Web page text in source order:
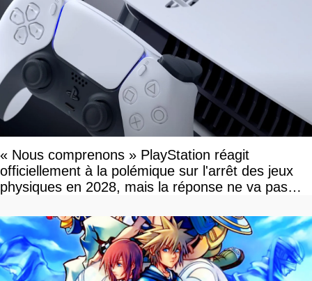
« Nous comprenons » PlayStation réagit
officiellement à la polémique sur l'arrêt des jeux
physiques en 2028, mais la réponse ne va pas